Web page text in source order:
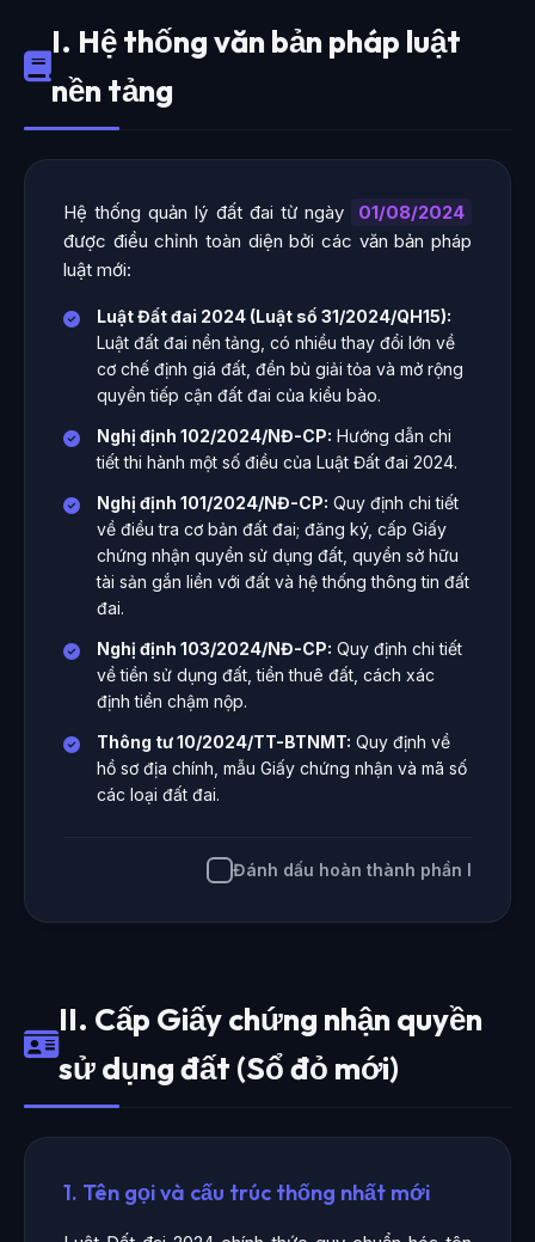
I. Hệ thống văn bản pháp luật
nền tảng
Hệ thống quản lý đất đai từ ngày
01/08/2024
được điều chỉnh toàn diện bởi các văn bản pháp
luật mới:
Luật Đất đai 2024 (Luật số 31/2024/QH15):
Luật đất đai nền tảng, có nhiều thay đổi lớn về
cơ chế định giá đất, đền bù giải tỏa và mở rộng
quyền tiếp cận đất đai của kiều bào.
Nghị định 102/2024/NĐ-CP: Hướng dẫn chi
tiết thi hành một số điều của Luật Đất đai 2024.
Nghị định 101/2024/NĐ-CP: Quy định chi tiết
về điều tra cơ bản đất đai; đăng ký, cấp Giấy
chứng nhận quyền sử dụng đất, quyền sở hữu
tài sản gắn liền với đất và hệ thống thông tin đất
đai.
Nghị định 103/2024/NĐ-CP: Quy định chi tiết
về tiền sử dụng đất, tiền thuê đất, cách xác
định tiền chậm nộp.
Thông tư 10/2024/TT-BTNMT: Quy định về
hồ sơ địa chính, mẫu Giấy chứng nhận và mã số
các loại đất đai.
Đánh dấu hoàn thành phần I
II. Cấp Giấy chứng nhận quyền
sử dụng đất (Sổ đỏ mới)
1. Tên gọi và cấu trúc thống nhất mới